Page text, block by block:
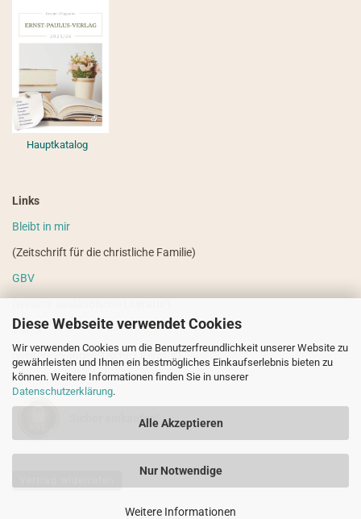
Diese Webseite verwendet Cookies
Wir verwenden Cookies um die Benutzerfreundlichkeit unserer Website zu
gewährleisten und Ihnen ein bestmögliches Einkaufserlebnis bieten zu
können. Weitere Informationen finden Sie in unserer
Datenschutzerklärung.
Alle Akzeptieren
Nur Notwendige
Weitere Informationen
Hauptkatalog
Links
Bleibt in mir
(Zeitschrift für die christliche Familie)
GBV
VdHS
(weitere evangelistische Literatur)
Sicher einkaufen!